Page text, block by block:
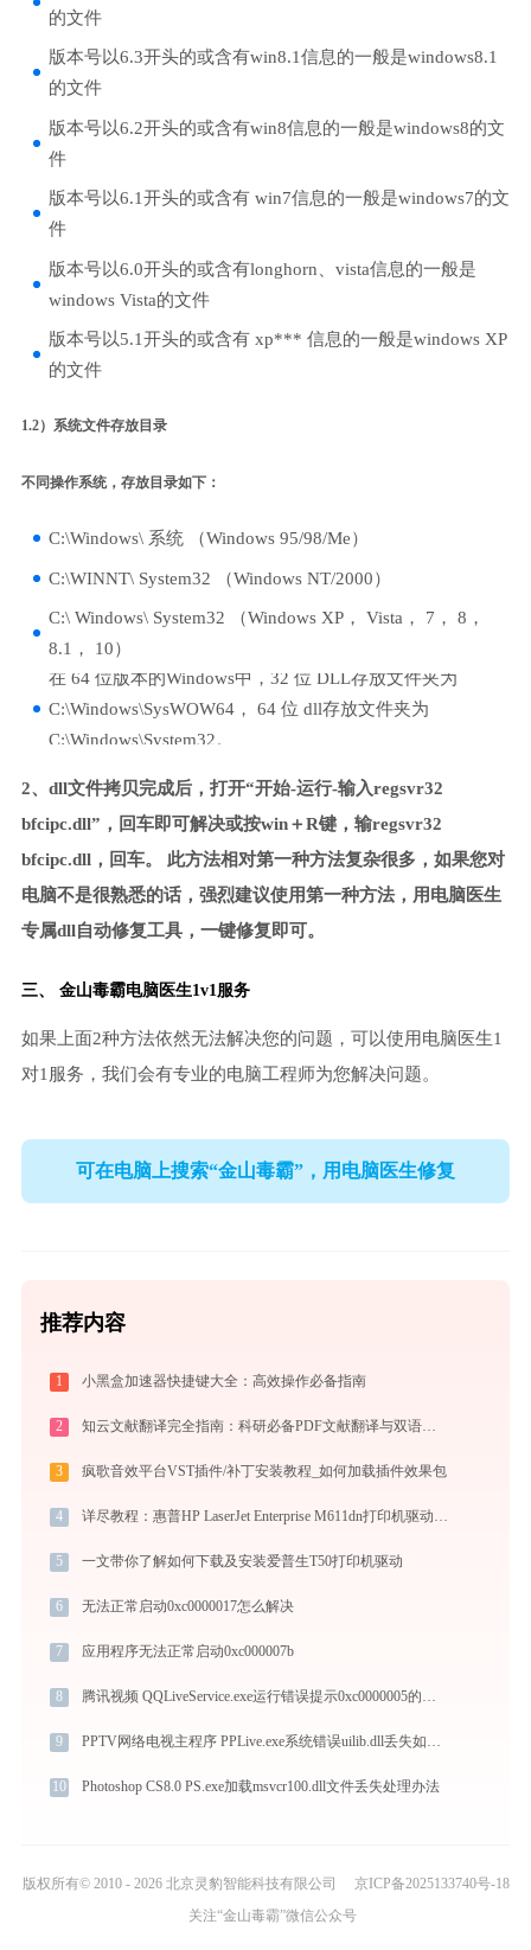
的文件
版本号以6.3开头的或含有win8.1信息的一般是windows8.1
的文件
版本号以6.2开头的或含有win8信息的一般是windows8的文
件
版本号以6.1开头的或含有 win7信息的一般是windows7的文
件
版本号以6.0开头的或含有longhorn、vista信息的一般是
windows Vista的文件
版本号以5.1开头的或含有 xp*** 信息的一般是windows XP
的文件
1.2）系统文件存放目录
不同操作系统，存放目录如下：
C:\Windows\ 系统 （Windows 95/98/Me）
C:\WINNT\ System32 （Windows NT/2000）
C:\ Windows\ System32 （Windows XP， Vista， 7， 8，
8.1， 10）
在 64 位版本的Windows中，32 位 DLL存放文件夹为
C:\Windows\SysWOW64， 64 位 dll存放文件夹为
C:\Windows\System32。
2、dll文件拷贝完成后，打开“开始-运行-输入regsvr32
bfcipc.dll”，回车即可解决或按win＋R键，输regsvr32
bfcipc.dll，回车。 此方法相对第一种方法复杂很多，如果您对
电脑不是很熟悉的话，强烈建议使用第一种方法，用电脑医生
专属dll自动修复工具，一键修复即可。
三、 金山毒霸电脑医生1v1服务
如果上面2种方法依然无法解决您的问题，可以使用电脑医生1
对1服务，我们会有专业的电脑工程师为您解决问题。
可在电脑上搜索“金山毒霸”，用电脑医生修复
推荐内容
1 小黑盒加速器快捷键大全：高效操作必备指南
2 知云文献翻译完全指南：科研必备PDF文献翻译与双语对照阅读效率工具（2026最新）
3 疯歌音效平台VST插件/补丁安装教程_如何加载插件效果包
4 详尽教程：惠普HP LaserJet Enterprise M611dn打印机驱动的正确下载与安装方式
5 一文带你了解如何下载及安装爱普生T50打印机驱动
6 无法正常启动0xc0000017怎么解决
7 应用程序无法正常启动0xc000007b
8 腾讯视频 QQLiveService.exe运行错误提示0xc0000005的解决办法
9 PPTV网络电视主程序 PPLive.exe系统错误uilib.dll丢失如何解决
10 Photoshop CS8.0 PS.exe加载msvcr100.dll文件丢失处理办法
版权所有© 2010 - 2026 北京灵豹智能科技有限公司
京ICP备2025133740号-18
关注“金山毒霸”微信公众号